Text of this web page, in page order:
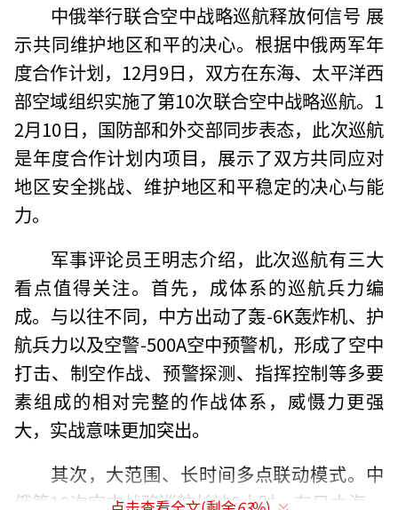
中俄举行联合空中战略巡航释放何信号 展
示共同维护地区和平的决心。根据中俄两军年
度合作计划，12月9日，双方在东海、太平洋西
部空域组织实施了第10次联合空中战略巡航。1
2月10日，国防部和外交部同步表态，此次巡航
是年度合作计划内项目，展示了双方共同应对
地区安全挑战、维护地区和平稳定的决心与能
力。
军事评论员王明志介绍，此次巡航有三大
看点值得关注。首先，成体系的巡航兵力编
成。与以往不同，中方出动了轰-6K轰炸机、护
航兵力以及空警-500A空中预警机，形成了空中
打击、制空作战、预警探测、指挥控制等多要
素组成的相对完整的作战体系，威慑力更强
大，实战意味更加突出。
其次，大范围、长时间多点联动模式。中
俄第10次空中战略巡航长达8小时，在日本海、